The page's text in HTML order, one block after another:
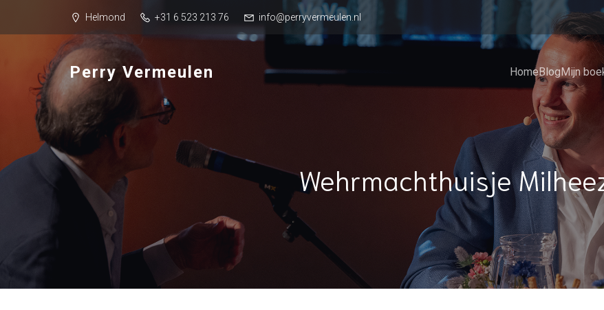
Helmond +31 6 523 213 76 info@perryvermeulen.nl
Perry Vermeulen HomeBlogMijn
Wehrmachthuisje